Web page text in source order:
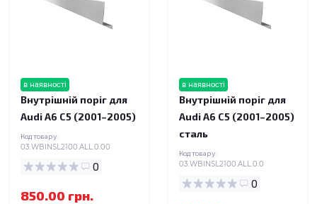
в наявності
Внутрішній поріг для
Audi A6 C5 (2001–2005)
Код товару:
03.WBINSL2100.ALL.0.00
0
850.00 грн.
в наявності
Внутрішній поріг для
Audi A6 C5 (2001–2005)
сталь
Код товару:
03.WBINSL2100.ALL.0.0
0